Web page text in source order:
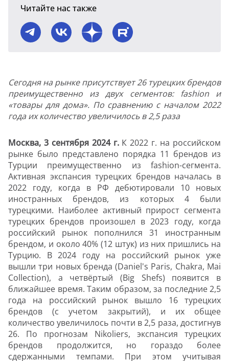
Читайте нас также
Сегодня на рынке присутствует 26 турецких брендов
преимущественно из двух сегментов: fashion и
«товары для дома». По сравнению с началом 2022
года их количество увеличилось в 2,5 раза
Москва, 3 сентября 2024 г.К 2022 г. на российском
рынке было представлено порядка 11 брендов из
Турции преимущественно из fashion-сегмента.
Активная экспансия турецких брендов началась в
2022 году, когда в РФ дебютировали 10 новых
иностранных брендов, из которых 4 были
турецкими. Наиболее активный прирост сегмента
турецких брендов произошел в 2023 году, когда
российский рынок пополнился 31 иностранным
брендом, и около 40% (12 штук) из них пришлись на
Турцию. В 2024 году на российский рынок уже
вышли три новых бренда (Daniel's Paris, Chakra, Mai
Collection), а четвёртый (Big Shefs) появится в
ближайшее время. Таким образом, за последние 2,5
года на российский рынок вышло 16 турецких
брендов (с учетом закрытий), и их общее
количество увеличилось почти в 2,5 раза, достигнув
26. По прогнозам Nikoliers, экспансия турецких
брендов продолжится, но гораздо более
сдержанными темпами. При этом учитывая